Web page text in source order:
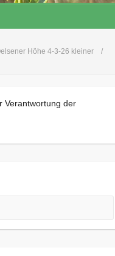
Höhe 4-3-26 kleiner
Verantwortung der